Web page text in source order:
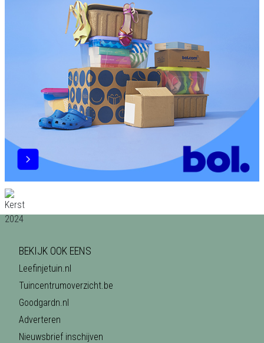
BEKIJK OOK EENS
Leefinjetuin.nl
Tuincentrumoverzicht.be
Goodgardn.nl
Adverteren
Nieuwsbrief inschijven